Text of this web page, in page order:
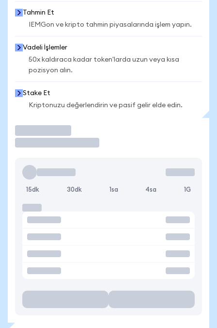
Tahmin Et
IEMGon ve kripto tahmin piyasalarında işlem yapın.
Vadeli İşlemler
50x kaldıraca kadar token'larda uzun veya kısa
pozisyon alın.
Stake Et
Kriptonuzu değerlendirin ve pasif gelir elde edin.
15dk 30dk 1sa 4sa 1G